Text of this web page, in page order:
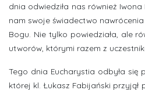
dnia odwiedziła nas również
nam swoje świadectwo
Bogu. Nie tylko powiedziała, ale
utworów, którymi razem z
Tego dnia Eucharystia odbyła się
której kl. Łukasz Fabijański przyjął